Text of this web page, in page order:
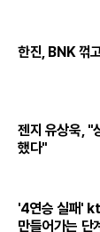
한진, BNK 꺾
젠지 유상욱, "
했다"
'4연승 실패'
만들어가는 단